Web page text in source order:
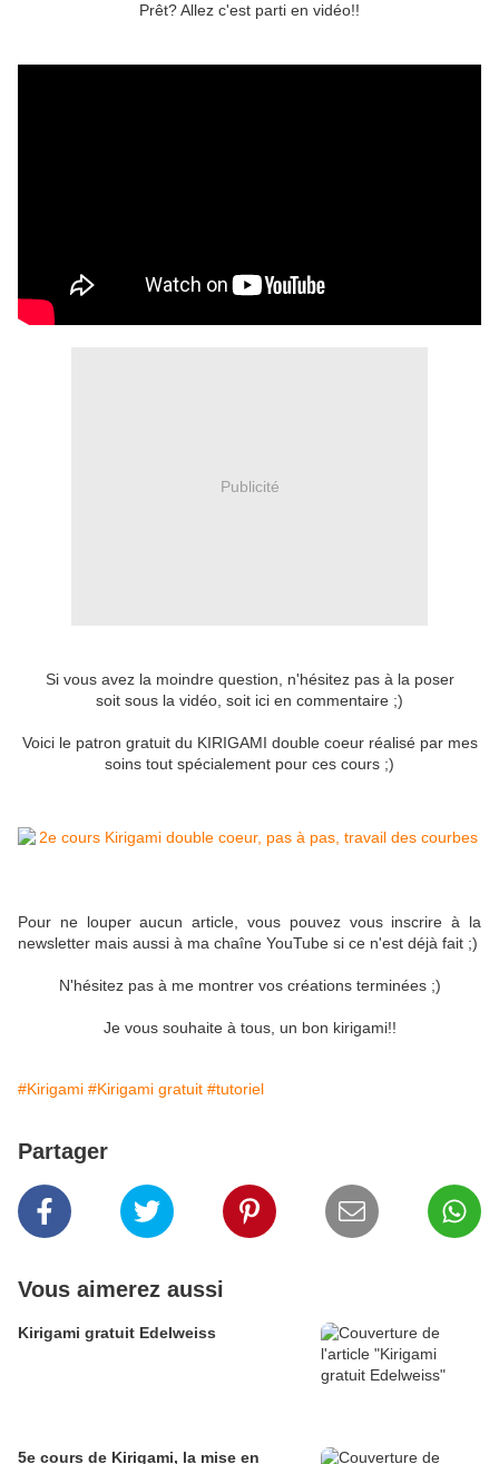
Prêt? Allez c'est parti en vidéo!!
Publicité
Si vous avez la moindre question, n'hésitez pas à la poser
soit sous la vidéo, soit ici en commentaire ;)
Voici le patron gratuit du KIRIGAMI double coeur réalisé par mes
soins tout spécialement pour ces cours ;)
Pour ne louper aucun article, vous pouvez vous inscrire à la
newsletter mais aussi à ma chaîne YouTube si ce n'est déjà fait ;)
N'hésitez pas à me montrer vos créations terminées ;)
Je vous souhaite à tous, un bon kirigami!!
#Kirigami #Kirigami gratuit #tutoriel
Partager
Vous aimerez aussi
Kirigami gratuit Edelweiss
5e cours de Kirigami, la mise en